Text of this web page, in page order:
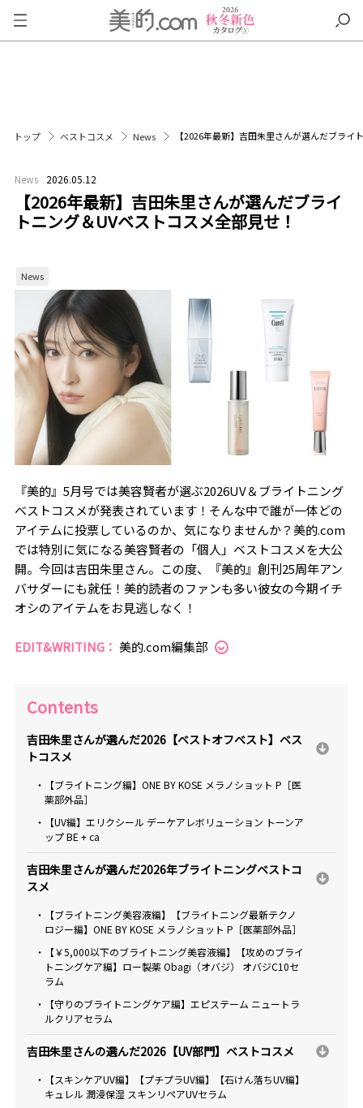
トップ ベストコスメ News 【2026年最新】吉田朱里さんが選んだブライ
News 2026.05.12
【2026年最新】吉田朱里さんが選んだブライ
トニング＆UVベストコスメ全部見せ！
News
『美的』5月号では美容賢者が選ぶ2026UV＆ブライトニング
ベストコスメが発表されています！そんな中で誰が一体どの
アイテムに投票しているのか、気になりませんか？美的.com
では特別に気になる美容賢者の「個人」ベストコスメを大公
開。今回は吉田朱里さん。この度、『美的』創刊25周年アン
バサダーにも就任！美的読者のファンも多い彼女の今期イチ
オシのアイテムをお見逃しなく！
EDIT&WRITING： 美的.com編集部
Contents
吉田朱里さんが選んだ2026【ベストオフベスト】ベス
トコスメ
・【ブライトニング編】ONE BY KOSE メラノショット P［医
薬部外品］
・【UV編】エリクシール デーケアレボリューション トーンア
ップ BE + ca
吉田朱里さんが選んだ2026年ブライトニングベストコ
スメ
・【ブライトニング美容液編】【ブライトニング最新テクノ
ロジー編】ONE BY KOSE メラノショット P［医薬部外品］
・【￥5,000以下のブライトニング美容液編】【攻めのブライ
トニングケア編】ロー製薬 Obagi（オバジ） オバジC10セ
ラム
・【守りのブライトニングケア編】エピステーム ニュートラ
ルクリアセラム
吉田朱里さんの選んだ2026【UV部門】ベストコスメ
・【スキンケアUV編】【プチプラUV編】【石けん落ちUV編】
キュレル 潤浸保湿 スキンリペアUVセラム